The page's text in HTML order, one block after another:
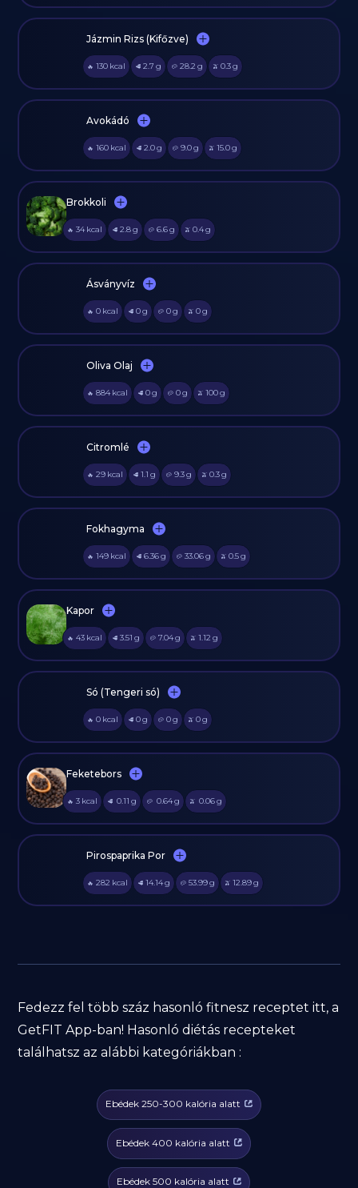
Jázmin Rizs (Kifőzve)
🔥 130 kcal 🥩 2.7 g 🥔 28.2 g 🫒 0.3g
Avokádó
🔥 160 kcal 🥩 2.0g 🥔 9.0g 🫒 15.0g
Brokkoli
🔥 34 kcal 🥩 2.8g 🥔 6.6g 🫒 0.4g
Ásványvíz
🔥 0 kcal 🥩 0g 🥔 0g 🫒 0g
Oliva Olaj
🔥 884 kcal 🥩 0g 🥔 0g 🫒 100g
Citromlé
🔥 29 kcal 🥩 1.1 g 🥔 9.3g 🫒 0.3g
Fokhagyma
🔥 149 kcal 🥩 6.36g 🥔 33.06g 🫒 0.5g
Kapor
🔥 43 kcal 🥩 3.51 g 🥔 7.04g 🫒 1.12 g
Só (Tengeri só)
🔥 0 kcal 🥩 0g 🥔 0g 🫒 0g
Feketebors
🔥 3 kcal 🥩 0.11 g 🥔 0.64g 🫒 0.06g
Pirospaprika Por
🔥 282 kcal 🥩 14.14g 🥔 53.99g 🫒 12.89g
Fedezz fel több száz hasonló fitnesz receptet itt, a
GetFIT App-ban! Hasonló diétás recepteket
találhatsz az alábbi kategóriákban :
Ebédek 250-300 kalória alatt
Ebédek 400 kalória alatt
Ebédek 500 kalória alatt